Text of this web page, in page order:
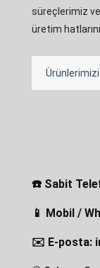
süreçlerimiz
üretim
☎️ Sabit
📱 Mobil /
✉️ E-posta: